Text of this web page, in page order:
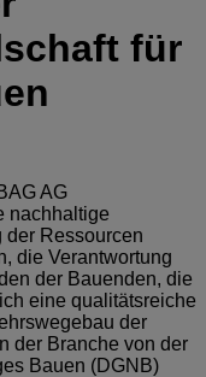
für
AG
nachhaltige
der Ressourcen
die Verantwortung
der Bauenden, die
eine qualitätsreiche
der
der Branche von der
Bauen (DGNB)